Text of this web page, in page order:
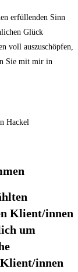
erfüllenden Sinn
Glück
voll auszuschöpfen,
Sie mit mir in
Hackel
Klient/innen
um
innen